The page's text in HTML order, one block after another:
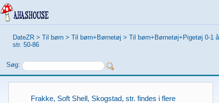
DateZR > Til børn > Til børn+Børnetøj > Til børn+Børnetøj+Pigetøj 0-1
str. 50-86
Søg:
Frakke, Soft Shell, Skogstad, str. findes i flere